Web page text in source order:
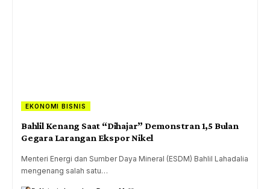
EKONOMI BISNIS
Bahlil Kenang Saat “Dihajar” Demonstran 1,5 Bulan
Gegara Larangan Ekspor Nikel
Menteri Energi dan Sumber Daya Mineral (ESDM) Bahlil Lahadalia
mengenang salah satu…